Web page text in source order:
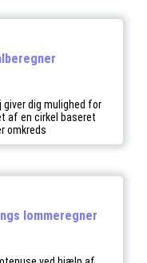
dig mulighed for
af en cirkel baseret
omkreds
lommeregner